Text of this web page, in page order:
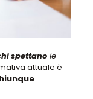
spettanole
attuale è